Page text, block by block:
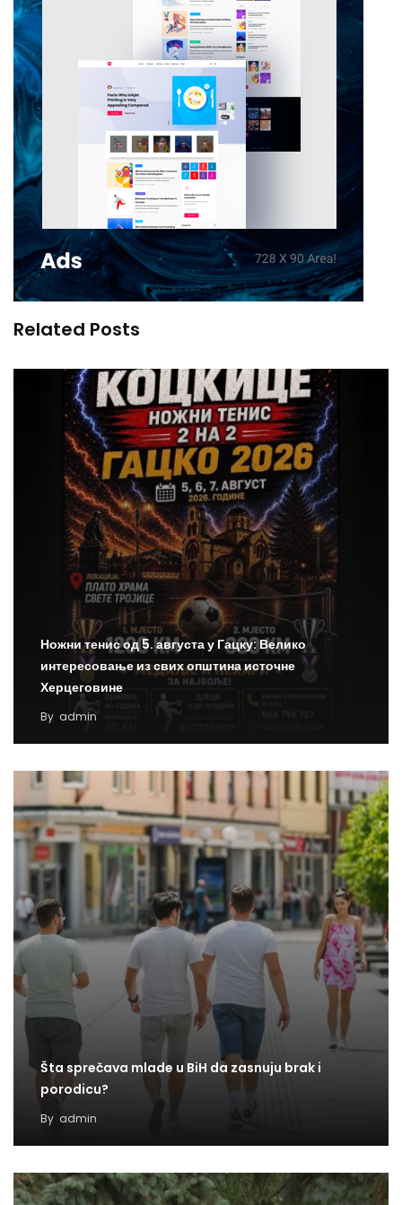
Related Posts
Ножни тенис од 5. августа у Гацку: Велико
интересовање из свих општина источне
Херцеговине
By admin
Šta sprečava mlade u BiH da zasnuju brak i
porodicu?
By admin